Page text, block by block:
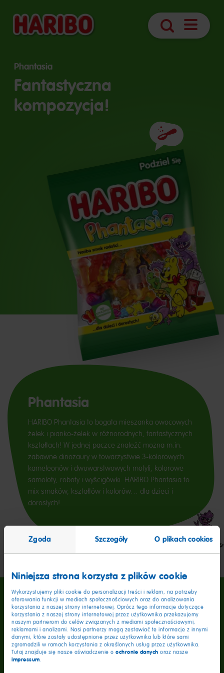
Zgoda Szczegóły O plikach cookies
Niniejsza strona korzysta z plików cookie
Wykorzystujemy pliki cookie do personalizacji treści i reklam, na potrzeby
oferowania funkcji w mediach społecznościowych oraz do analizowania
korzystania z naszej strony internetowej. Oprócz tego informacje dotyczące
korzystania z naszej strony internetowej przez użytkownika przekazujemy
naszym partnerom do celów związanych z mediami społecznościowymi,
reklamami i analizami. Nasi partnerzy mogą zestawiać te informacje z innymi
danymi, które zostały udostępnione przez użytkownika lub które sami
zgromadzili w ramach korzystania z określonych usług przez użytkownika.
Tutaj znajduje się nasze oświadczenie o ochronie danych oraz nasze
impressum.
Szukaj
Otwórz
Phantasia
Fantastyczna
kompozycja!
Składniki
Phantasia
HARIBO Phantasia to bogata mieszanka owocowych
żelek i pianko-żelek w różnorodnych, fantastycznych
kształtach! W jednej paczce znaleźć można m.in.
zabawne dinozaury w towarzystwie 3-kolorowych
kameleonów i dwuwarstwowych motyli, kolorowe
samoloty, roboty i wyścigówki. HARIBO Phantasia to
mix smaków, kształtów i kolorów… dla dzieci i
dorosłych!
Wartości odżywcze w 100 g